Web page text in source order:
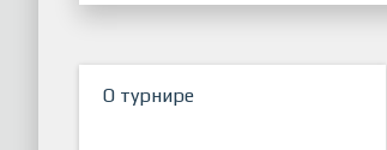
О турнире